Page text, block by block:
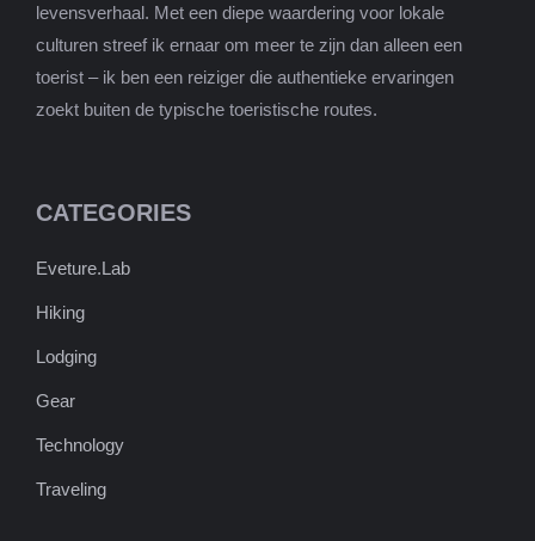
levensverhaal. Met een diepe waardering voor lokale
culturen streef ik ernaar om meer te zijn dan alleen een
toerist – ik ben een reiziger die authentieke ervaringen
zoekt buiten de typische toeristische routes.
CATEGORIES
Eveture.Lab
Hiking
Lodging
Gear
Technology
Traveling